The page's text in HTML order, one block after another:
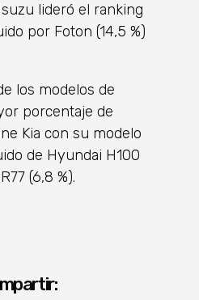
lideró el ranking
por Foton (14,5 %)
los modelos de
porcentaje de
Kia con su modelo
de Hyundai H100
(6,8 %).